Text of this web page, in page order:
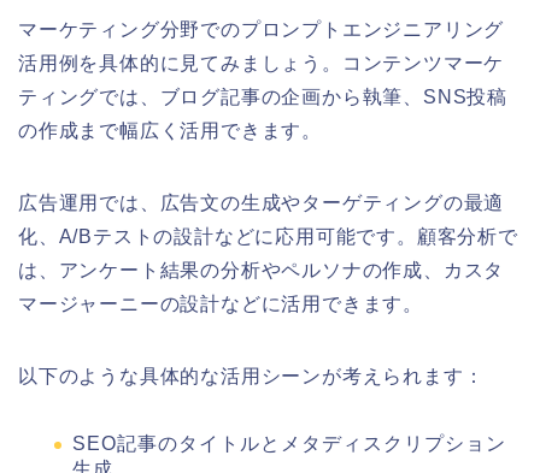
マーケティング分野でのプロンプトエンジニアリング
活用例を具体的に見てみましょう。コンテンツマーケ
ティングでは、ブログ記事の企画から執筆、SNS投稿
の作成まで幅広く活用できます。
広告運用では、広告文の生成やターゲティングの最適
化、A/Bテストの設計などに応用可能です。顧客分析で
は、アンケート結果の分析やペルソナの作成、カスタ
マージャーニーの設計などに活用できます。
以下のような具体的な活用シーンが考えられます：
SEO記事のタイトルとメタディスクリプション